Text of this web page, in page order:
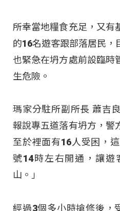
所幸當地糧食充足，又有
的16名遊客跟部落居民，
也緊急在坍方處前設臨時
生危險。
瑪家分駐所副所長 蕭吉
報說專五道落有坍方，警
至於裡面有16人受困，
號14時左右開通，讓遊
山。」
經過3個多小時搶修後，